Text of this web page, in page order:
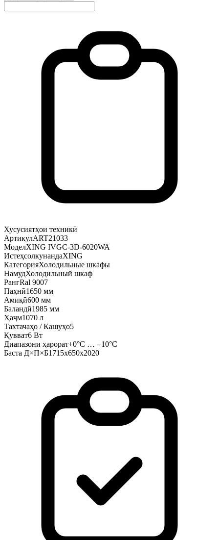
Хусусиятҳои техникӣ
АртикулART21033
МоделXING IVGC-3D-6020WA
ИстеҳсолкунандаXING
КатегорияХолодильные шкафы
НамудХолодильный шкаф
РангRal 9007
Паҳнӣ1650 мм
Амиқӣ600 мм
Баландӣ1985 мм
Ҳаҷм1070 л
Тахтачаҳо / Кашуҳо5
Қувват6 Вт
Диапазони ҳарорат+0°C … +10°C
Баста Д×П×Б1715x650x2020